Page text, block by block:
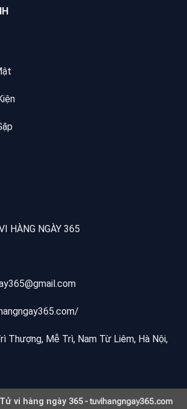
HÀNG NGÀY 365
Thượng, Mễ Trì, Nam Từ Liêm, Hà Nội,
Tử vi hàng ngày 365- tuvihangngay365.com